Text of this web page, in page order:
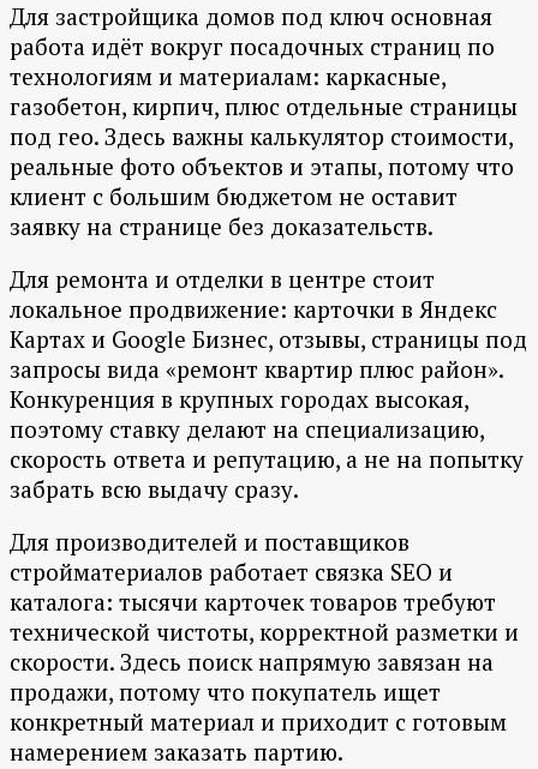
Для застройщика домов под ключ основная
работа идёт вокруг посадочных страниц по
технологиям и материалам: каркасные,
газобетон, кирпич, плюс отдельные страницы
под гео. Здесь важны калькулятор стоимости,
реальные фото объектов и этапы, потому что
клиент с большим бюджетом не оставит
заявку на странице без доказательств.
Для ремонта и отделки в центре стоит
локальное продвижение: карточки в Яндекс
Картах и Google Бизнес, отзывы, страницы под
запросы вида «ремонт квартир плюс район».
Конкуренция в крупных городах высокая,
поэтому ставку делают на специализацию,
скорость ответа и репутацию, а не на попытку
забрать всю выдачу сразу.
Для производителей и поставщиков
стройматериалов работает связка SEO и
каталога: тысячи карточек товаров требуют
технической чистоты, корректной разметки и
скорости. Здесь поиск напрямую завязан на
продажи, потому что покупатель ищет
конкретный материал и приходит с готовым
намерением заказать партию.